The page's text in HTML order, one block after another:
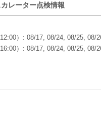
レーター点検情報
12:00）: 08/17, 08/24, 08/25, 08/
16:00）: 08/17, 08/24, 08/25, 08/